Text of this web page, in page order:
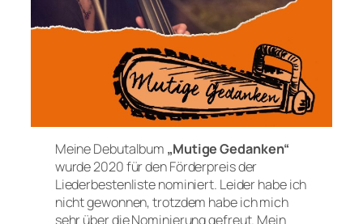
Meine Debutalbum „Mutige Gedanken“
wurde 2020 für den Förderpreis der
Liederbestenliste nominiert. Leider habe ich
nicht gewonnen, trotzdem habe ich mich
sehr über die Nominierung gefreut. Mein